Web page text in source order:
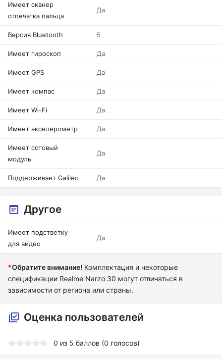
Имеет сканер
отпечатка пальца
Да
Версия Bluetooth 5
Имеет гироскоп Да
Имеет GPS Да
Имеет компас Да
Имеет Wi-Fi Да
Имеет акселерометр Да
Имеет сотовый
модуль
Да
Поддерживает Galileo Да
Другое
Имеет подстветку
для видео
Да
*Обратите внимание! Комплектация и некоторые
спецификации Realme Narzo 30 могут отличаться в
зависимости от региона или страны.
Оценка пользователей
0 из 5 баллов (0 голосов)